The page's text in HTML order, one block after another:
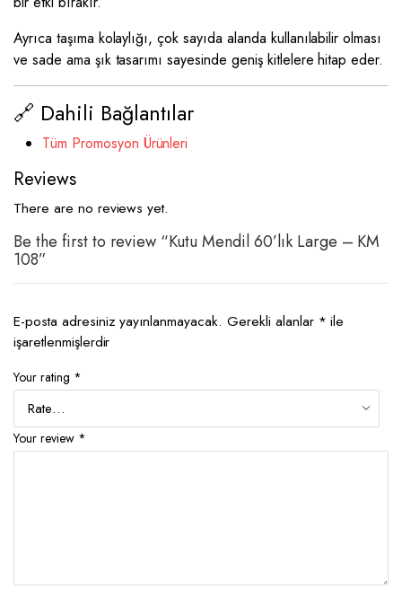
Ayrıca taşıma kolaylığı, çok sayıda alanda kullanılabilir olması
ve sade ama şık tasarımı sayesinde geniş kitlelere hitap eder.
🔗 Dahili Bağlantılar
Tüm Promosyon Ürünleri
Reviews
There are no reviews yet.
Be the first to review “Kutu Mendil 60’lık Large – KM
108”
E-posta adresiniz yayınlanmayacak. Gerekli alanlar * ile
işaretlenmişlerdir
Your rating *
Your review *